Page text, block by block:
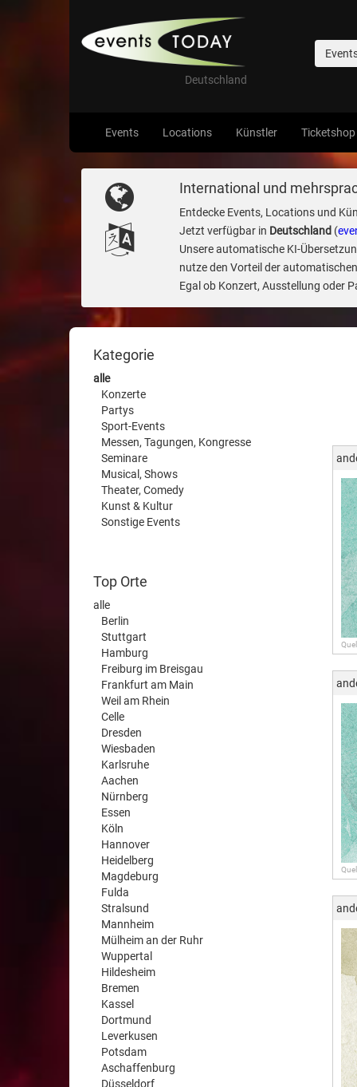
Deutschland
Events Locations Künstler Ticketshop
International und
Entdecke Events, Locations und
Jetzt verfügbar in Deutschland (
Unsere automatische KI-
nutze den Vorteil der
Egal ob Konzert, Ausstellung oder
Kategorie
alle
Konzerte
Partys
Sport-Events
Messen, Tagungen, Kongresse
Seminare
Musical, Shows
Theater, Comedy
Kunst & Kultur
Sonstige Events
Top Orte
alle
Berlin
Stuttgart
Hamburg
Freiburg im Breisgau
Frankfurt am Main
Weil am Rhein
Celle
Dresden
Wiesbaden
Karlsruhe
Aachen
Nürnberg
Essen
Köln
Hannover
Heidelberg
Magdeburg
Fulda
Stralsund
Mannheim
Mülheim an der Ruhr
Wuppertal
Hildesheim
Bremen
Kassel
Dortmund
Leverkusen
Potsdam
Aschaffenburg
Düsseldorf